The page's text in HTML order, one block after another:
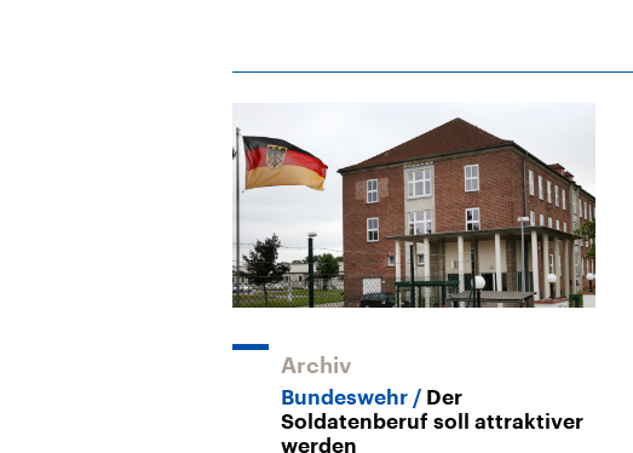
Archiv
Bundeswehr
Der
Soldatenberuf soll attraktiver
werden